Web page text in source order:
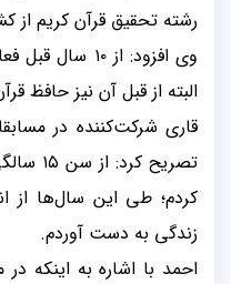
رشته تحقیق قرآن کریم از
وی افزود: از
البته از قبل آن نیز حافظ
قاری شرکت‌کننده در
تصریح
کردم؛ طی این سال‌ها از
زندگی به دست آوردم.
احمد با اشاره به اینکه